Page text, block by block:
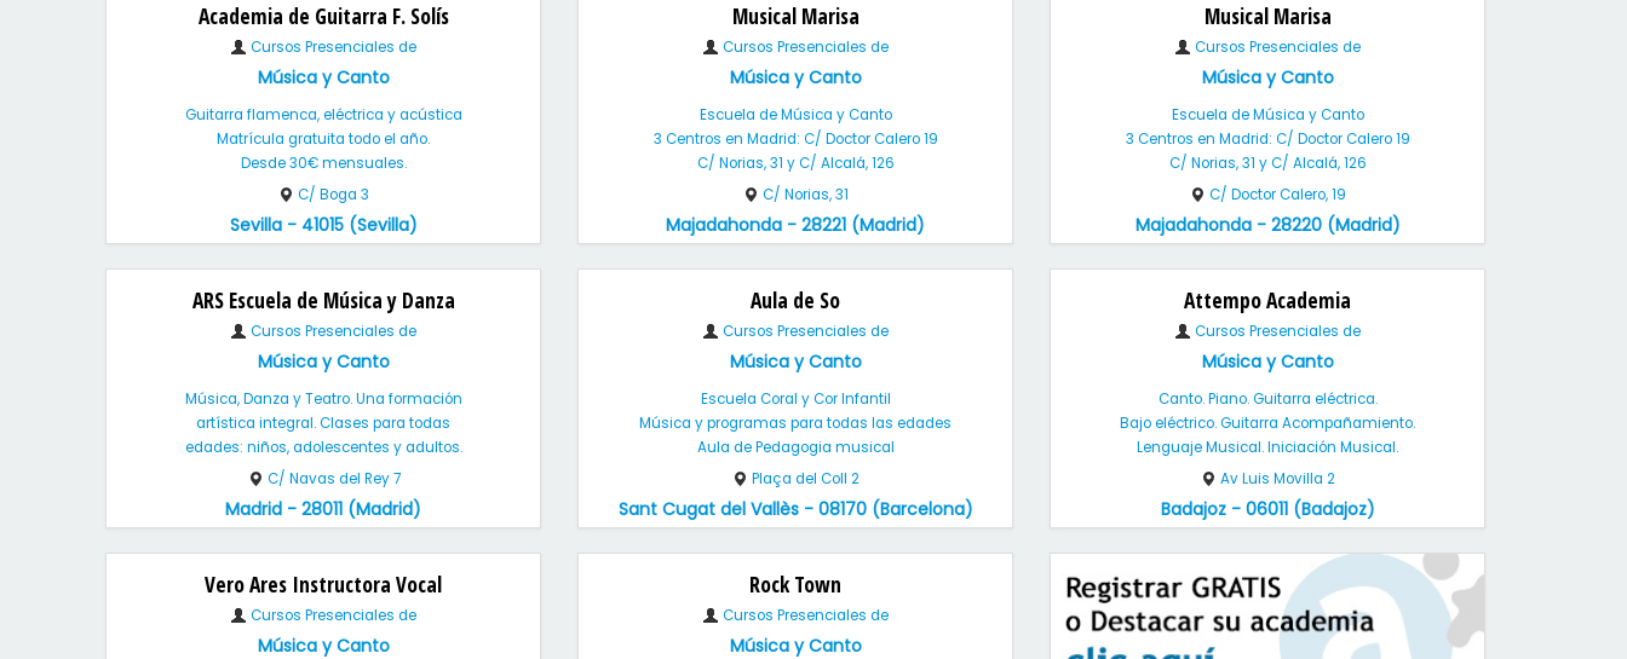
Academia de Guitarra F. Solís
Cursos Presenciales de
Música y Canto
Guitarra flamenca, eléctrica y acústica
Matrícula gratuita todo el año.
Desde 30€ mensuales.
C/ Boga 3
Sevilla - 41015 (Sevilla)
Musical Marisa
Cursos Presenciales de
Música y Canto
Escuela de Música y Canto
3 Centros en Madrid: C/ Doctor Calero 19
C/ Norias, 31 y C/ Alcalá, 126
C/ Norias, 31
Majadahonda - 28221 (Madrid)
Musical Marisa
Cursos Presenciales de
Música y Canto
Escuela de Música y Canto
3 Centros en Madrid: C/ Doctor Calero 19
C/ Norias, 31 y C/ Alcalá, 126
C/ Doctor Calero, 19
Majadahonda - 28220 (Madrid)
ARS Escuela de Música y Danza
Cursos Presenciales de
Música y Canto
Música, Danza y Teatro. Una formación
artística integral. Clases para todas
edades: niños, adolescentes y adultos.
C/ Navas del Rey 7
Madrid - 28011 (Madrid)
Aula de So
Cursos Presenciales de
Música y Canto
Escuela Coral y Cor Infantil
Música y programas para todas las edades
Aula de Pedagogia musical
Plaça del Coll 2
Sant Cugat del Vallès - 08170 (Barcelona)
Attempo Academia
Cursos Presenciales de
Música y Canto
Canto. Piano. Guitarra eléctrica.
Bajo eléctrico. Guitarra Acompañamiento.
Lenguaje Musical. Iniciación Musical.
Av Luis Movilla 2
Badajoz - 06011 (Badajoz)
Vero Ares Instructora Vocal
Cursos Presenciales de
Música y Canto
Rock Town
Cursos Presenciales de
Música y Canto